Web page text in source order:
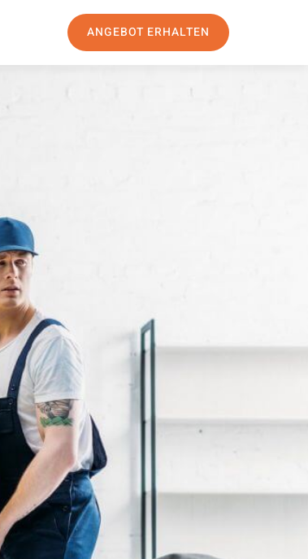
ANGEBOT ERHALTEN